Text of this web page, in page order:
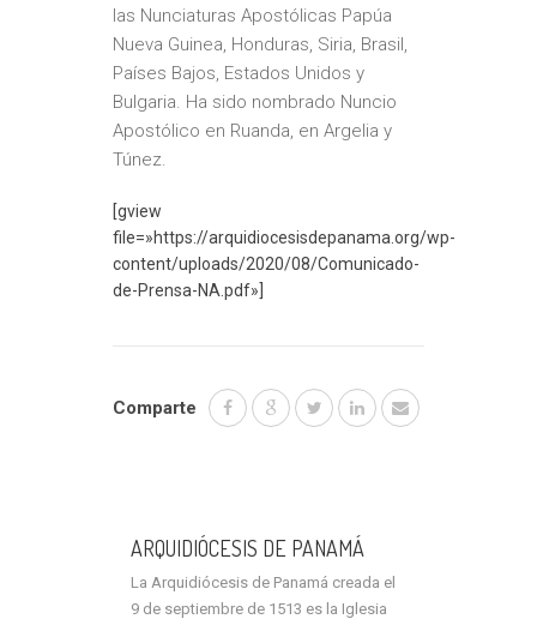
las Nunciaturas Apostólicas Papúa
Nueva Guinea, Honduras, Siria, Brasil,
Países Bajos, Estados Unidos y
Bulgaria. Ha sido nombrado Nuncio
Apostólico en Ruanda, en Argelia y
Túnez.
[gview
file=»https://arquidiocesisdepanama.org/wp-
content/uploads/2020/08/Comunicado-
de-Prensa-NA.pdf»]
Comparte
ARQUIDIÓCESIS DE PANAMÁ
La Arquidiócesis de Panamá creada el
9 de septiembre de 1513 es la Iglesia